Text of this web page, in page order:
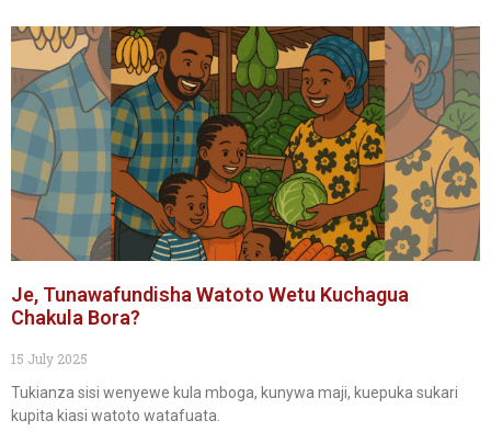
Je, Tunawafundisha Watoto Wetu Kuchagua
Chakula Bora?
15 July 2025
Tukianza sisi wenyewe kula mboga, kunywa maji, kuepuka sukari
kupita kiasi watoto watafuata.